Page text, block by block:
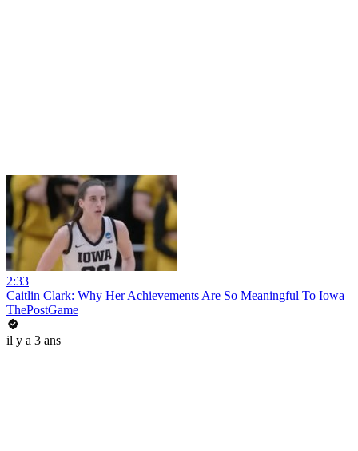
2:33
Caitlin Clark: Why Her Achievements Are So Meaningful To Iowa
ThePostGame
il y a 3 ans